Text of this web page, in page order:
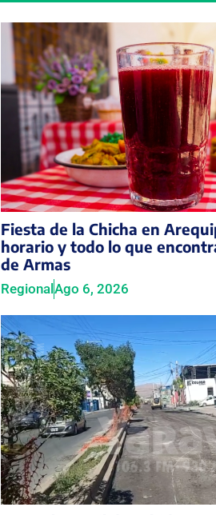
Fiesta de la Chicha en
horario y todo lo que
de Armas
Regional Ago 6, 2026